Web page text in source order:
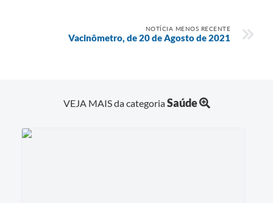
NOTÍCIA MENOS RECENTE
Vacinômetro, de 20 de Agosto de 2021
VEJA MAIS da categoriaSaúde